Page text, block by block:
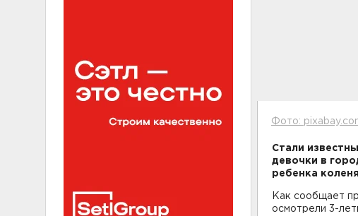
Фото:
Стали
девочки в
ребенка
Как сообщает
осмотрели 3-